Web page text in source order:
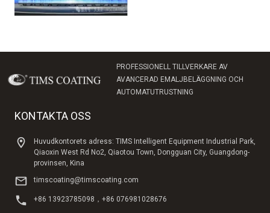
PROFESSIONELL TILLVERKARE AV
AVANCERAD EMALJBELÄGGNING OCH
AUTOMATUTRUSTNING
KONTAKTA OSS
Huvudkontorets adress: TIMS Intelligent Equipment Industrial Park,
Qiaoxin West Rd No2, Qiaotou Town, Dongguan City, Guangdong-
provinsen, Kina
timscoating@timscoating.com
+86 13923785098，+86 076981028676